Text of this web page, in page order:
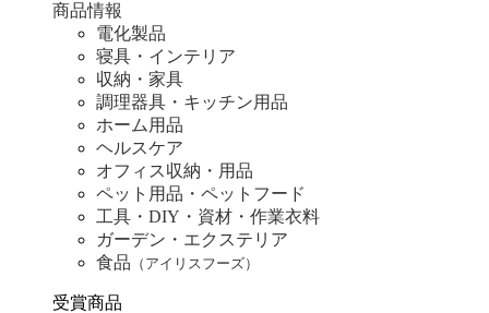
商品情報
電化製品
寝具・インテリア
収納・家具
調理器具・キッチン用品
ホーム用品
ヘルスケア
オフィス収納・用品
ペット用品・ペットフード
工具・DIY・資材・作業衣料
ガーデン・エクステリア
食品 （アイリスフーズ）
受賞商品